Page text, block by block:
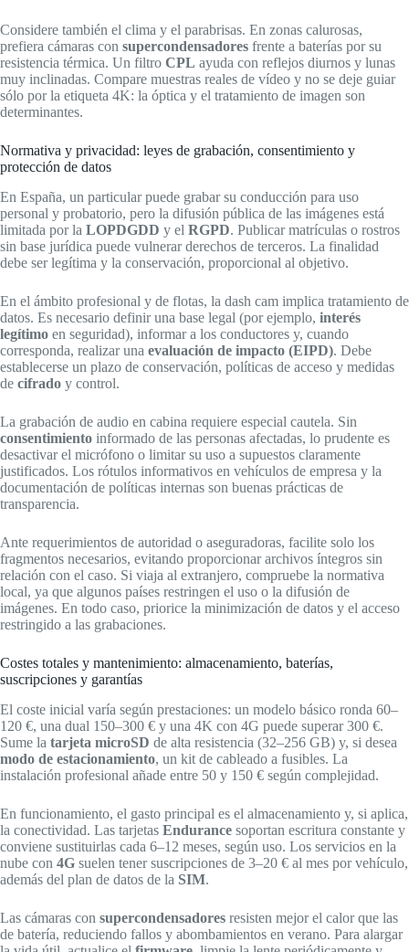
Considere también el clima y el parabrisas. En zonas calurosas,
prefiera cámaras con supercondensadores frente a baterías por su
resistencia térmica. Un filtro CPL ayuda con reflejos diurnos y lunas
muy inclinadas. Compare muestras reales de vídeo y no se deje guiar
sólo por la etiqueta 4K: la óptica y el tratamiento de imagen son
determinantes.
Normativa y privacidad: leyes de grabación, consentimiento y
protección de datos
En España, un particular puede grabar su conducción para uso
personal y probatorio, pero la difusión pública de las imágenes está
limitada por la LOPDGDD y el RGPD. Publicar matrículas o rostros
sin base jurídica puede vulnerar derechos de terceros. La finalidad
debe ser legítima y la conservación, proporcional al objetivo.
En el ámbito profesional y de flotas, la dash cam implica tratamiento de
datos. Es necesario definir una base legal (por ejemplo, interés
legítimo en seguridad), informar a los conductores y, cuando
corresponda, realizar una evaluación de impacto (EIPD). Debe
establecerse un plazo de conservación, políticas de acceso y medidas
de cifrado y control.
La grabación de audio en cabina requiere especial cautela. Sin
consentimiento informado de las personas afectadas, lo prudente es
desactivar el micrófono o limitar su uso a supuestos claramente
justificados. Los rótulos informativos en vehículos de empresa y la
documentación de políticas internas son buenas prácticas de
transparencia.
Ante requerimientos de autoridad o aseguradoras, facilite solo los
fragmentos necesarios, evitando proporcionar archivos íntegros sin
relación con el caso. Si viaja al extranjero, compruebe la normativa
local, ya que algunos países restringen el uso o la difusión de
imágenes. En todo caso, priorice la minimización de datos y el acceso
restringido a las grabaciones.
Costes totales y mantenimiento: almacenamiento, baterías,
suscripciones y garantías
El coste inicial varía según prestaciones: un modelo básico ronda 60–
120 €, una dual 150–300 € y una 4K con 4G puede superar 300 €.
Sume la tarjeta microSD de alta resistencia (32–256 GB) y, si desea
modo de estacionamiento, un kit de cableado a fusibles. La
instalación profesional añade entre 50 y 150 € según complejidad.
En funcionamiento, el gasto principal es el almacenamiento y, si aplica,
la conectividad. Las tarjetas Endurance soportan escritura constante y
conviene sustituirlas cada 6–12 meses, según uso. Los servicios en la
nube con 4G suelen tener suscripciones de 3–20 € al mes por vehículo,
además del plan de datos de la SIM.
Las cámaras con supercondensadores resisten mejor el calor que las
de batería, reduciendo fallos y abombamientos en verano. Para alargar